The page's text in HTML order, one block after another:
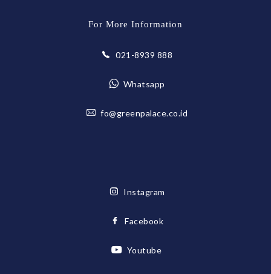
For More Information
021-8939 888
Whatsapp
fo@greenpalace.co.id
Instagram
Facebook
Youtube